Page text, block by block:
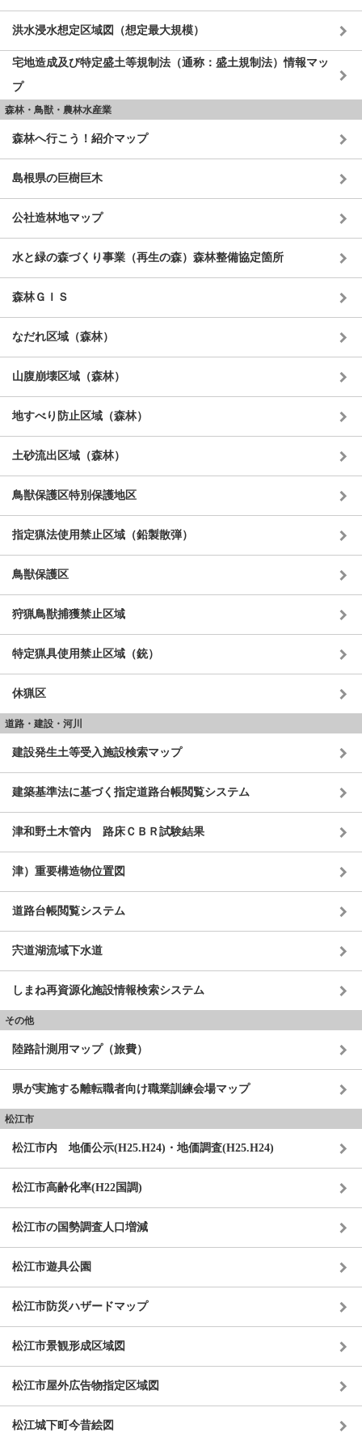
洪水浸水想定区域図（想定最大規模）
宅地造成及び特定盛土等規制法（通称：盛土規制法）情報マッ
プ
森林・鳥獣・農林水産業
森林へ行こう！紹介マップ
島根県の巨樹巨木
公社造林地マップ
水と緑の森づくり事業（再生の森）森林整備協定箇所
森林ＧＩＳ
なだれ区域（森林）
山腹崩壊区域（森林）
地すべり防止区域（森林）
土砂流出区域（森林）
鳥獣保護区特別保護地区
指定猟法使用禁止区域（鉛製散弾）
鳥獣保護区
狩猟鳥獣捕獲禁止区域
特定猟具使用禁止区域（銃）
休猟区
道路・建設・河川
建設発生土等受入施設検索マップ
建築基準法に基づく指定道路台帳閲覧システム
津和野土木管内 路床ＣＢＲ試験結果
津）重要構造物位置図
道路台帳閲覧システム
宍道湖流域下水道
しまね再資源化施設情報検索システム
その他
陸路計測用マップ（旅費）
県が実施する離転職者向け職業訓練会場マップ
松江市
松江市内 地価公示(H25.H24)・地価調査(H25.H24)
松江市高齢化率(H22国調)
松江市の国勢調査人口増減
松江市遊具公園
松江市防災ハザードマップ
松江市景観形成区域図
松江市屋外広告物指定区域図
松江城下町今昔絵図